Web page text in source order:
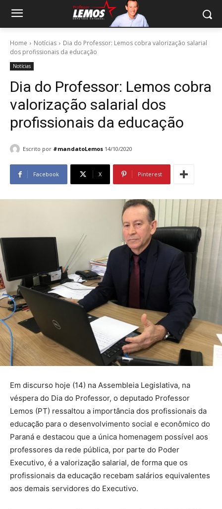
Home Notícias
Dia do Professor: Lemos cobra valorização salarial
dos profissionais da educação
Notícias
Dia do Professor: Lemos cobra
valorização salarial dos
profissionais da educação
Escrito por #mandatoLemos 14/10/2020
Facebook X Pinterest
Em discurso hoje (14) na Assembleia Legislativa, na
véspera do Dia do Professor, o deputado Professor
Lemos (PT) ressaltou a importância dos profissionais da
educação para o desenvolvimento social e econômico do
Paraná e destacou que a única homenagem possível aos
professores da rede pública, por parte do Poder
Executivo, é a valorização salarial, de forma que os
profissionais da educação recebam salários equivalentes
aos demais servidores do Executivo.